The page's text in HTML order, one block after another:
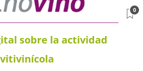
sobre la actividad
vitivinícola
0